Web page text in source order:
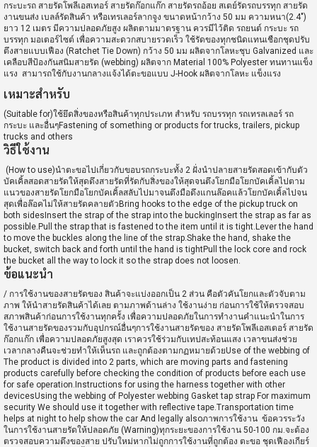
กระบะรถ สายรัดโพลีเอสเทอร์ สายรัดก๊อกแก๊ก สายรัดรถอ้อย สเตย์รัดรถบรรทุก สายรัด
งานขนส่ง เบลล์รัดสินค้า หรือเทรเลอร์ลากจูง ขนาดหน้ากว้าง 50 มม ความหนา(2.4")
ยาว 12 เมตร มีความปลอดภัยสูง ผลิตตามมาตรฐาน ควรมีไว้ติด รถยนต์ กระบะ รถ
บรรทุก มอเตอร์ไซต์ เพื่อความสะดวกสบายรวดเร็ว ใช้รัดของทุกชนิดแทนเชือกชุดปรับ
ตึงสายแบบเฟือง (Ratchet Tie Down) กว้าง 50 มม ผลิตจากโลหะชุบ Galvanized และ
เคลือบสีป้องกันสนิมสายรัด (webbing) ผลิตจาก Material 100% Polyester ทนทานแข็ง
แรง สามารถใช้กับงานกลางแจ้งได้ตะขอแบบ J-Hook ผลิตจากโลหะ แข็งแรง
เหมาะสำหรับ
(Suitable for)ใช้ยึดสิ่งของหรือสินค้าทุกประเภท สำหรับ รถบรรทุก รถเทรลเลอร์ รถ
กระบะ และอื่นๆFastening of something or products for trucks, trailers, pickup
trucks and others
วิธีใช้งาน
(How to use)นำตะขอไปเกี่ยวกับขอบรถกระบะทั้ง 2 ฝั่งนำปลายสายรัดสอดเข้ากับตัว
บัคเคิ้ลสอดสายรัดให้สุดดึงสายรัดที่รัดกับสิ่งของให้สุดจนตึงโยกมือโยกบัคเคิ้ลไปตาม
แนวของสายรัดโยกมือโยกบัคเคิ้ลสลับไปมาจนตึงมือดึงแกนล๊อคแล้วโยกบัคเคิ้ลไปจน
สุดเพื่อล๊อคไม่ให้สายรัดคลายตัวBring hooks to the edge of the pickup truck on
both sidesInsert the strap of the strap into the buckingInsert the strap as far as
possible.Pull the strap that is fastened to the item until it is tight.Lever the hand
to move the buckles along the line of the strap.Shake the hand, shake the
bucket, switch back and forth until the hand is tightPull the lock core and rock
the bucket all the way to lock it so the strap does not loosen.
ข้อแนะนำ
/ การใช้งานของสายรัดของ สินค้าจะแบ่งออกเป็น 2 ส่วน คือตัวคันโยกและตัวจับตาม
ภาพ ให้นำสายรัดสินค้าได้เลย ตามภาพด้านล่าง ใช้งานง่าย ก่อนการใช้ให้ตรวจสอบ
สภาพสินค้าก่อนการใช้งานทุกครั้ง เพื่อความปลอดภัยในการทำงานคำแนะนำในการ
ใช้งานสายรัดของรวมกับอุปกรณ์อื่นๆการใช้งานสายรัดของ สายรัดโพลีเอสเตอร์ สายรัด
ก๊อกแก๊ก เพื่อความปลอดภัยสูงสุด เราควรใช้ร่วมกับเทปสะท้อนแสง เวลาขนส่งช่วย
เวลากลางคืนจะช่วยทำให้เห็นรถ และถูกต้องตามกฏหมายด้วยUse of the webbing of
The product is divided into 2 parts, which are moving parts and fastening
products carefully before checking the condition of products before each use
for safe operation.Instructions for using the harness together with other
devicesUsing the webbing of Polyester webbing Gasket tap strap For maximum
security We should use it together with reflective tape.Transportation time
helps at night to help show the car And legally alsoภาพการใช้งาน ข้อควรระวัง
ในการใช้งานสายรัดให้ปลอดภัย (Warning)ทุกระยะของการใช้งาน 50-100 กม.จะต้อง
ตรวจสอบความตึงของสาย ปรับใหม่หากไม่ถูกการใช้งานที่ถูกต้อง ตะขอ ชุดเฟืองเกียร์